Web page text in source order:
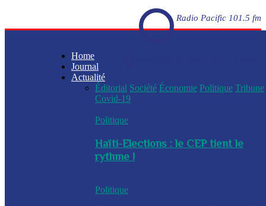
Radio Pacific 101.5 fm
Home
Journal
Actualité
Éditorial Société Économie Politique Tribune
Covid-19
Politique
Haïti-Elections : le CEP tient le
rythme !
Politique